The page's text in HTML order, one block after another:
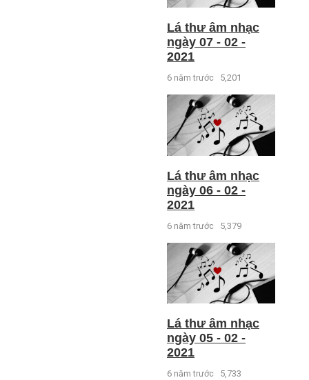
Lá thư âm nhạc
ngày 07 - 02 -
2021
6 năm trước 5,201
Lá thư âm nhạc
ngày 06 - 02 -
2021
6 năm trước 5,379
Lá thư âm nhạc
ngày 05 - 02 -
2021
6 năm trước 5,733